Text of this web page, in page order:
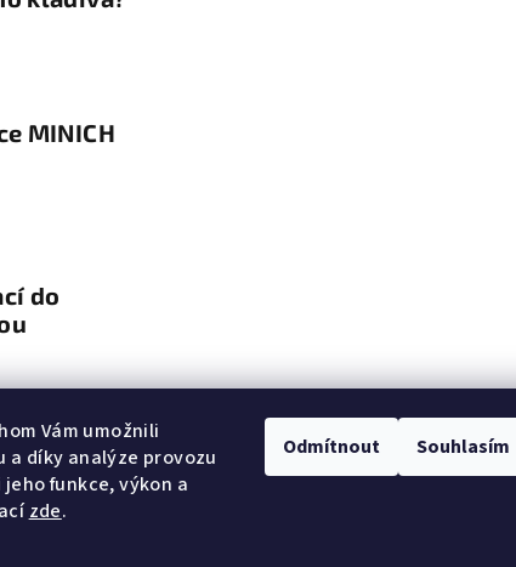
Vám umožnili
díky analýze provozu
funkce, výkon a
zde.
Odmítnout Souhlasím
MINICH
do